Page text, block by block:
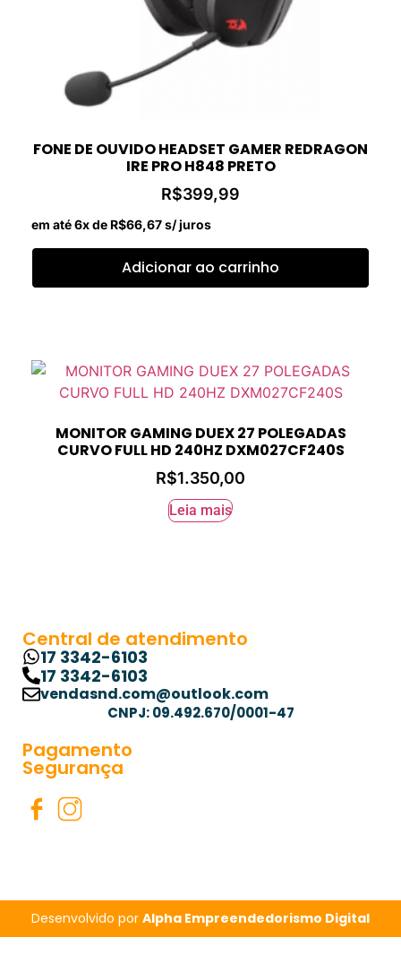
FONE DE OUVIDO HEADSET GAMER REDRAGON
IRE PRO H848 PRETO
R$399,99
em até 6x de R$66,67s/ juros
Adicionar ao carrinho
MONITOR GAMING DUEX 27 POLEGADAS
CURVO FULL HD 240HZ DXM027CF240S
R$1.350,00
Leia mais
Central de atendimento
17 3342-6103
17 3342-6103
vendasnd.com@outlook.com
CNPJ: 09.492.670/0001-47
Pagamento
Segurança
Desenvolvido por Alpha Empreendedorismo Digital